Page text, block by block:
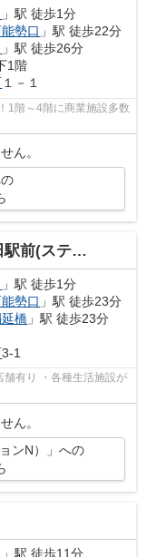
」駅 徒歩1分
能勢口 」駅 徒歩22分
」駅 徒歩26分
1階
１－１
1階～4階に商業施設多数
ん。
ーションN）
」駅 徒歩1分
能勢口 」駅 徒歩23分
橋 」駅 徒歩23分
3-1
舗有り ・各種生活施設が
ん。
ンN）」への
」駅 徒歩11分